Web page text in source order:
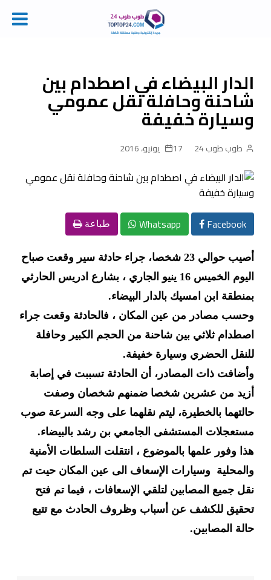
contentالدار البيضاء في اصطدام بين
شاحنة وحافلة نقل عمومي
وسيارة خفيفة
طوب طوب 24 17 يونيو، 2016
Facebook
Whatsapp طباعة
أصيب حوالي 23 شخصا، جراء حادثة سير وقعت صباح
اليوم الخميس 16 ينيو الجاري ، بشارع ادريس الحارثي
بمنطقة ابن امسيك بالدار البيضاء.
وحسب مصادر من عين المكان ، فالحادثة وقعت جراء
اصطدام ثلاثي بين شاحنة من الحجم الكبير وحافلة
للنقل الحضري وسيارة خفيفة.
وأضافت ذات المصادر، أن الحادثة تسببت في إصابة
أزيد من عشرين شخصا ضمنهم شخصان وصفت
حالتهما بالخطيرة، ليتم نقلهما على وجه السرعة صوب
مستعجلات المستشفى الجامعي بن رشد بالبيضاء.
هذا وفور علمها بالموضوع ، انتقلت السلطات الأمنية
والمحلية وسيارات الإسعاف الى عين المكان حيت تم
نقل جميع المصابين لتلقي الإسعافات ، فيما تم فتح
تحقيق للكشف عن أسباب وظروف الحادث مع تتبع
حالة المصابين.